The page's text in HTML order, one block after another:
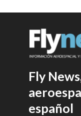
Fly
español